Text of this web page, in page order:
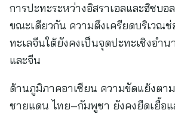
การปะทะระหว่างอิสราเอลและฮิซบอ
ขณะเดียวกัน ความตึงเครียดบริเวณ
ทะเลจีนใต้ยังคงเป็นจุดปะทะเชิงอำน
และจีน
ด้านภูมิภาคอาเซียน ความขัดแย้งตา
ชายแดน ไทย–กัมพูชา ยังคงยืดเยื้อแ